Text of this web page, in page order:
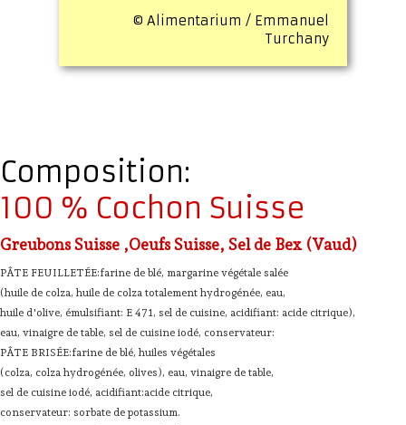
© Alimentarium / Emmanuel
Turchany
Composition:
100 % Cochon Suisse
Greubons Suisse ,Oeufs Suisse, Sel de Bex (Vaud)
PÂTE FEUILLETÉE:farine de blé, margarine végétale salée
(huile de colza, huile de colza totalement hydrogénée, eau,
huile d'olive, émulsifiant: E 471, sel de cuisine, acidifiant: acide citrique),
eau, vinaigre de table, sel de cuisine iodé, conservateur:
PÂTE BRISÉE:farine de blé, huiles végétales
(colza, colza hydrogénée, olives), eau, vinaigre de table,
sel de cuisine iodé, acidifiant:acide citrique,
conservateur: sorbate de potassium.